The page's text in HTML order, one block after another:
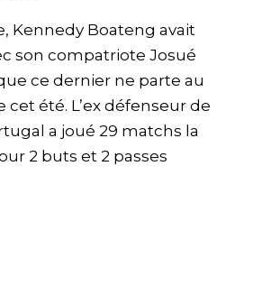
Kennedy Boateng avait
son compatriote Josué
ce dernier ne parte au
cet été. L’ex défenseur de
a joué 29 matchs la
2 buts et 2 passes